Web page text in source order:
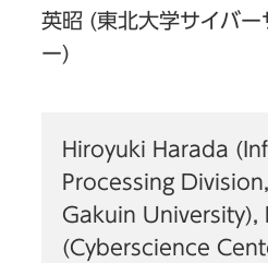
英昭 (東北大学サイバー
ー)
Hiroyuki Harada
Processing
Gakuin University),
(Cyberscience